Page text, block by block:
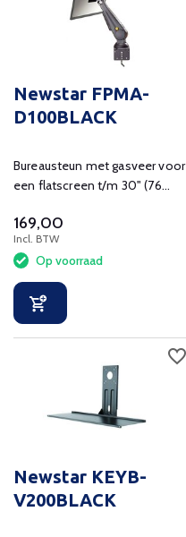
Newstar FPMA-
D100BLACK
Bureausteun met gasveer voor
een flatscreen t/m 30" (76
169,00
Incl. BTW
Op voorraad
Newstar KEYB-
V200BLACK